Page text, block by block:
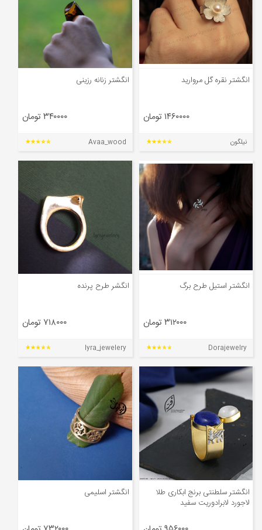
انگشتر نقره گل مروارید
۱۴۶۰۰۰۰ تومان
نیلگون
انگشتر زنانه رزینی
۳۴۰۰۰۰ تومان
Avaa_wood
انگشتر استیل طرح برگ
۳۱۲۰۰۰ تومان
Dorajewelry
انگشر طرح پرنده
۷۱۸۰۰۰ تومان
lyra_jewelery
انگشتر سلطنتی برنج ابکاری طلا
لاجورد لابرادوریت سفید
انگشتر اسلیمی